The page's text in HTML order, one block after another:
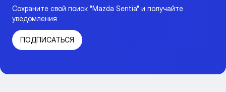
Сохраните свой поиск "Mazda Sentia" и получайте
уведомления
ПОДПИСАТЬСЯ